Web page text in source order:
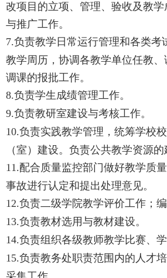
改项目的立项、管理、验收及教
与推广工作。
7.负责教学日常运行管理和各类考
教学周历，协调各教学单位任教
调课的报批工作。
8.负责学生成绩管理工作。
9.负责教研室建设与考核工作。
10.负责实践教学管理，统筹学校
（室）建设。负责公共教学资源的
11.配合质量监控部门做好教学质
事故进行认定和提出处理意见。
12.负责二级学院教学评价工作；编
13.负责教材选用与教材建设。
14.负责组织各级教师教学 比赛、
15.负责教务处职责范围 内的 人才